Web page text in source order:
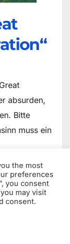
absurden,
Bitte
muss ein
the most
preferences
you consent
may visit
consent.